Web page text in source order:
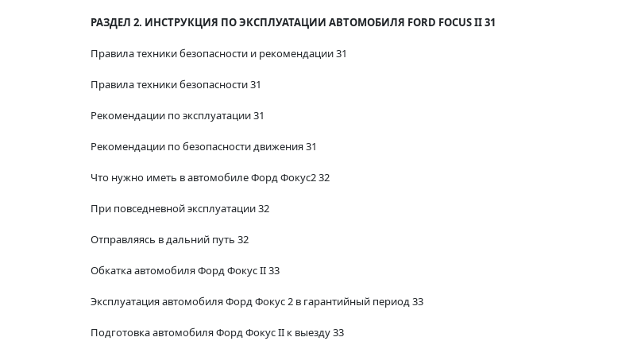
РАЗДЕЛ 2. ИНСТРУКЦИЯ ПО ЭКСПЛУАТАЦИИ АВТОМОБИЛЯ FORD FOCUS II 31
Правила техники безопасности и рекомендации 31
Правила техники безопасности 31
Рекомендации по эксплуатации 31
Рекомендации по безопасности движения 31
Что нужно иметь в автомобиле Форд Фокус2 32
При повседневной эксплуатации 32
Отправляясь в дальний путь 32
Обкатка автомобиля Форд Фокус II 33
Эксплуатация автомобиля Форд Фокус 2 в гарантийный период 33
Подготовка автомобиля Форд Фокус II к выезду 33